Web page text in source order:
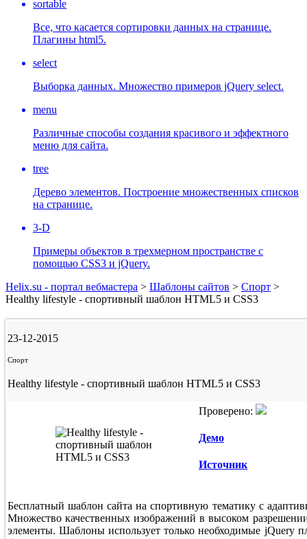
sortable
Все, что касается сортировки данных на странице.
Плагины html5.
select
Выборка данных. Множество примеров jQuery select.
menu
Различные способы создания красивого и эффектного
меню для сайта.
tree
Дерево элементов. Построение множественных списков
на странице.
3-D
Примеры объектов в трехмерном пространстве с
помощью CSS3 и jQuery.
Helix.su - портал вебмастера > Шаблоны сайтов > Спорт >
Healthy lifestyle - спортивный шаблон HTML5 и CSS3
23-12-2015
Спорт
Healthy lifestyle - спортивный шаблон HTML5 и CSS3
Проверено:
Демо
Источник
Бесплатный шаблон сайта на спортивную тематику с
Множество качественных изображений в высоком
элементы. Шаблоны использует только необходимые jQuery